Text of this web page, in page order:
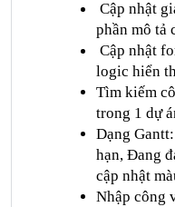
Cập nhật
phần mô tả
Cập nhật
logic hiển
Tìm kiếm
trong 1 dự
Dạng
hạn, Đang
cập nhật
Nhập công